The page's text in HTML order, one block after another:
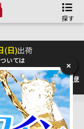
探す
(日)出荷
いては
ります。最新情報は佐川急便
×